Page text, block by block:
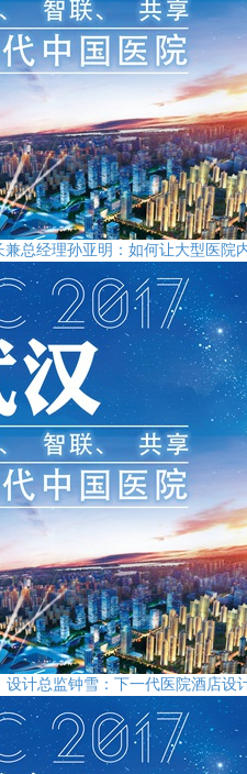
总经理孙亚明：如何让大型医院
计总监钟雪：下一代医院酒店设